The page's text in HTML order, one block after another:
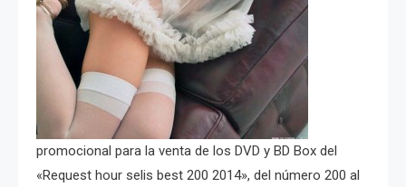
promocional para la venta de los DVD y BD Box del
«Request hour selis best 200 2014», del número 200 al